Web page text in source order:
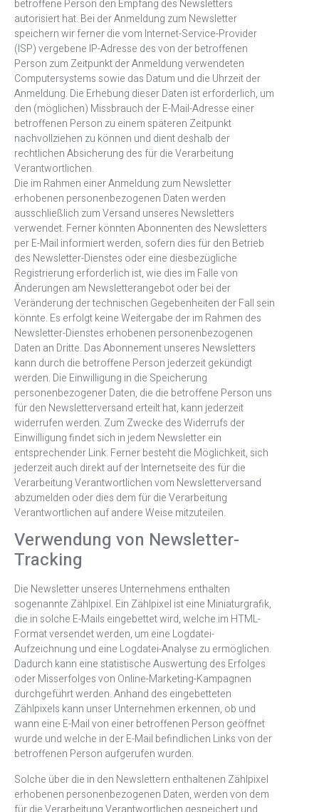
betroffene Person den Empfang des Newsletters
autorisiert hat. Bei der Anmeldung zum Newsletter
speichern wir ferner die vom Internet-Service-Provider
(ISP) vergebene IP-Adresse des von der betroffenen
Person zum Zeitpunkt der Anmeldung verwendeten
Computersystems sowie das Datum und die Uhrzeit der
Anmeldung. Die Erhebung dieser Daten ist erforderlich, um
den (möglichen) Missbrauch der E-Mail-Adresse einer
betroffenen Person zu einem späteren Zeitpunkt
nachvollziehen zu können und dient deshalb der
rechtlichen Absicherung des für die Verarbeitung
Verantwortlichen.
Die im Rahmen einer Anmeldung zum Newsletter
erhobenen personenbezogenen Daten werden
ausschließlich zum Versand unseres Newsletters
verwendet. Ferner könnten Abonnenten des Newsletters
per E-Mail informiert werden, sofern dies für den Betrieb
des Newsletter-Dienstes oder eine diesbezügliche
Registrierung erforderlich ist, wie dies im Falle von
Änderungen am Newsletterangebot oder bei der
Veränderung der technischen Gegebenheiten der Fall sein
könnte. Es erfolgt keine Weitergabe der im Rahmen des
Newsletter-Dienstes erhobenen personenbezogenen
Daten an Dritte. Das Abonnement unseres Newsletters
kann durch die betroffene Person jederzeit gekündigt
werden. Die Einwilligung in die Speicherung
personenbezogener Daten, die die betroffene Person uns
für den Newsletterversand erteilt hat, kann jederzeit
widerrufen werden. Zum Zwecke des Widerrufs der
Einwilligung findet sich in jedem Newsletter ein
entsprechender Link. Ferner besteht die Möglichkeit, sich
jederzeit auch direkt auf der Internetseite des für die
Verarbeitung Verantwortlichen vom Newsletterversand
abzumelden oder dies dem für die Verarbeitung
Verantwortlichen auf andere Weise mitzuteilen.
Verwendung von Newsletter-
Tracking
Die Newsletter unseres Unternehmens enthalten
sogenannte Zählpixel. Ein Zählpixel ist eine Miniaturgrafik,
die in solche E-Mails eingebettet wird, welche im HTML-
Format versendet werden, um eine Logdatei-
Aufzeichnung und eine Logdatei-Analyse zu ermöglichen.
Dadurch kann eine statistische Auswertung des Erfolges
oder Misserfolges von Online-Marketing-Kampagnen
durchgeführt werden. Anhand des eingebetteten
Zählpixels kann unser Unternehmen erkennen, ob und
wann eine E-Mail von einer betroffenen Person geöffnet
wurde und welche in der E-Mail befindlichen Links von der
betroffenen Person aufgerufen wurden.
Solche über die in den Newslettern enthaltenen Zählpixel
erhobenen personenbezogenen Daten, werden von dem